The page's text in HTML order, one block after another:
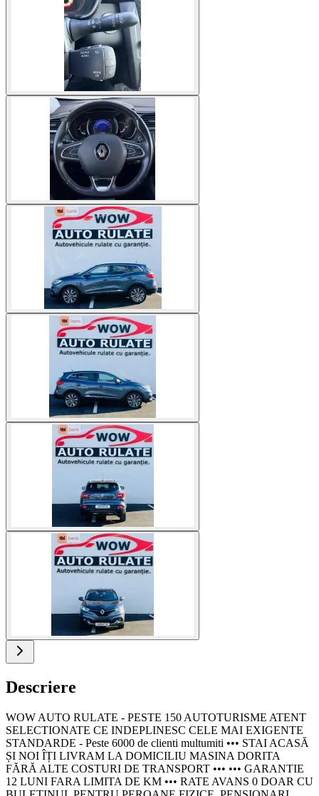
Descriere
WOW AUTO RULATE - PESTE 150 AUTOTURISME ATENT
SELECTIONATE CE INDEPLINESC CELE MAI EXIGENTE
STANDARDE - Peste 6000 de clienti multumiti ••• STAI ACASĂ
ȘI NOI ÎȚI LIVRAM LA DOMICILIU MASINA DORITA
FĂRĂ ALTE COSTURI DE TRANSPORT ••• ••• GARANTIE
12 LUNI FARA LIMITA DE KM ••• RATE AVANS 0 DOAR CU